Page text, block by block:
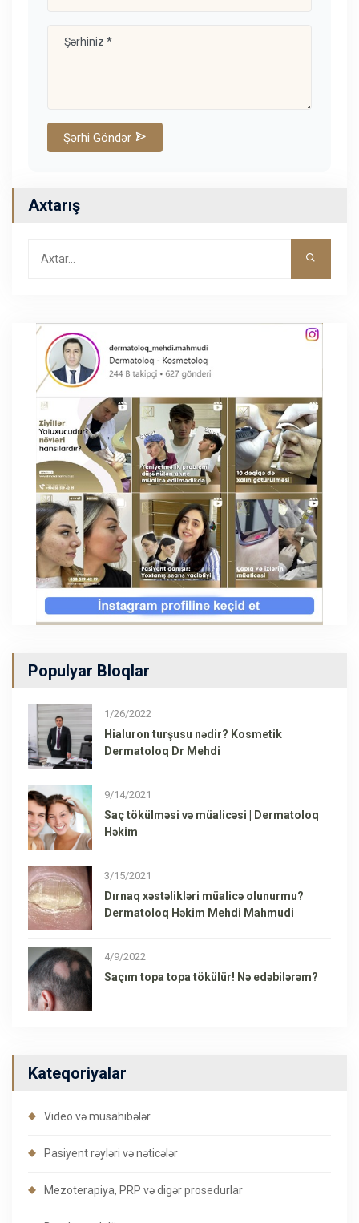
Şərhi Göndər
Axtarış
Populyar Bloqlar
1/26/2022
Hialuron turşusu nədir? Kosmetik
Dermatoloq Dr Mehdi
9/14/2021
Saç tökülməsi və müalicəsi | Dermatoloq
Həkim
3/15/2021
Dırnaq xəstəlikləri müalicə olunurmu?
Dermatoloq Həkim Mehdi Mahmudi
4/9/2022
Saçım topa topa tökülür! Nə edəbilərəm?
Kateqoriyalar
Video və müsahibələr
Pasiyent rəyləri və nəticələr
Mezoterapiya, PRP və digər prosedurlar